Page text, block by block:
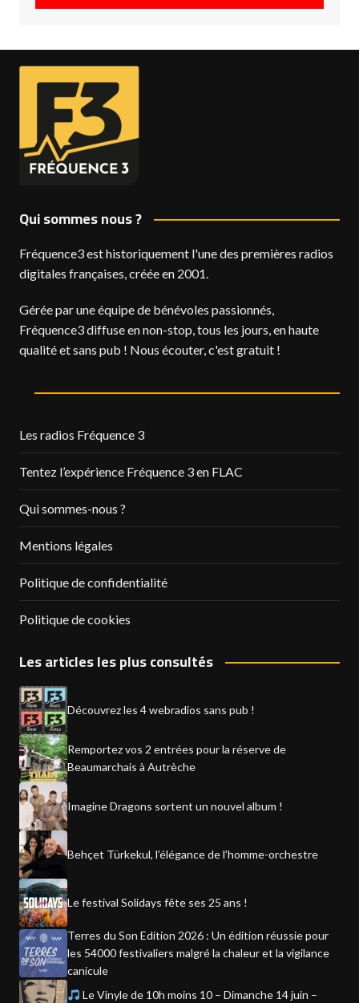
Qui sommes nous ?
Fréquence3 est historiquement l'une des premières radios
digitales françaises, créée en 2001.
Gérée par une équipe de bénévoles passionnés,
Fréquence3 diffuse en non-stop, tous les jours, en haute
qualité et sans pub ! Nous écouter, c'est gratuit !
Les radios Fréquence 3
Tentez l’expérience Fréquence 3 en FLAC
Qui sommes-nous ?
Mentions légales
Politique de confidentialité
Politique de cookies
Les articles les plus consultés
Découvrez les 4 webradios sans pub !
Remportez vos 2 entrées pour la réserve de
Beaumarchais à Autrèche
Imagine Dragons sortent un nouvel album !
Behçet Türkekul, l’élégance de l’homme-orchestre
Le festival Solidays fête ses 25 ans !
Terres du Son Edition 2026 : Un édition réussie pour
les 54000 festivaliers malgré la chaleur et la vigilance
canicule
Le Vinyle de 10h moins 10 – Dimanche 14 juin –